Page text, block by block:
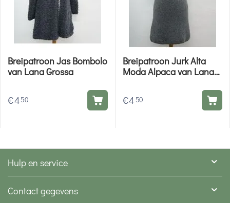
Breipatroon Jas Bombolo
van Lana Grossa
€4 50
Breipatroon Jurk Alta
Moda Alpaca van Lana
€4 50
Hulp en service
Contact gegevens